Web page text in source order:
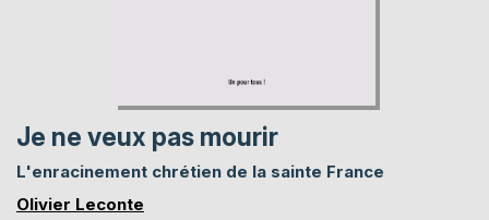
Je ne veux pas mourir
L'enracinement chrétien de la sainte France
Olivier Leconte